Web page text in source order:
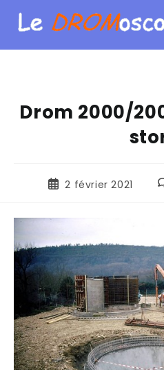
Drom 2000/
2 février 2021